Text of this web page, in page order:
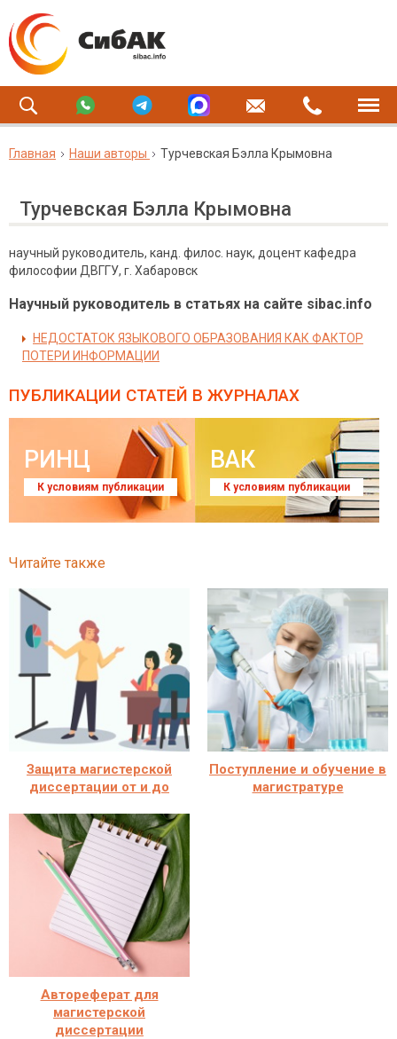
Главная Наши авторы Турчевская Бэлла Крымовна
Турчевская Бэлла Крымовна
научный руководитель, канд. филос. наук, доцент кафедра
философии ДВГГУ, г. Хабаровск
Научный руководитель в статьях на сайте sibac.info
НЕДОСТАТОК ЯЗЫКОВОГО ОБРАЗОВАНИЯ КАК ФАКТОР
ПОТЕРИ ИНФОРМАЦИИ
ПУБЛИКАЦИИ СТАТЕЙ В ЖУРНАЛАХ
РИНЦ
К условиям публикации
ВАК
К условиям публикации
Читайте также
Защита магистерской
диссертации от и до
Поступление и обучение в
магистратуре
Автореферат для
магистерской
диссертации